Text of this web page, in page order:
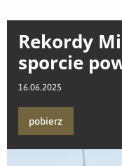
Rekordy
sporcie
16.06.2025
pobierz